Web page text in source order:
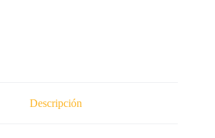
Descripción